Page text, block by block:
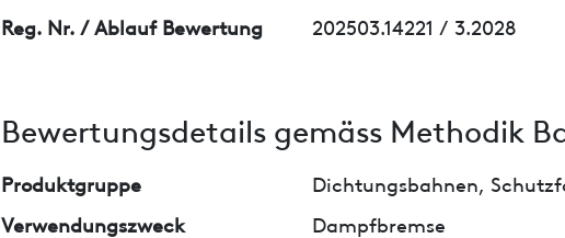
Reg. Nr. / Ablauf Bewertung
202503.14221 / 3.2028
Bewertungsdetails gemäss Methodik
Produktgruppe
Dichtungsbahnen,
Verwendungszweck
Dampfbremse